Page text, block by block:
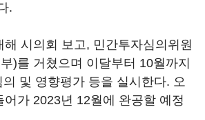
.
해 시의회 보고, 민간투자심의위원
)를 거쳤으며 이달부터 10월까지
및 영향평가 등을 실시한다. 오
어가 2023년 12월에 완공할 예정